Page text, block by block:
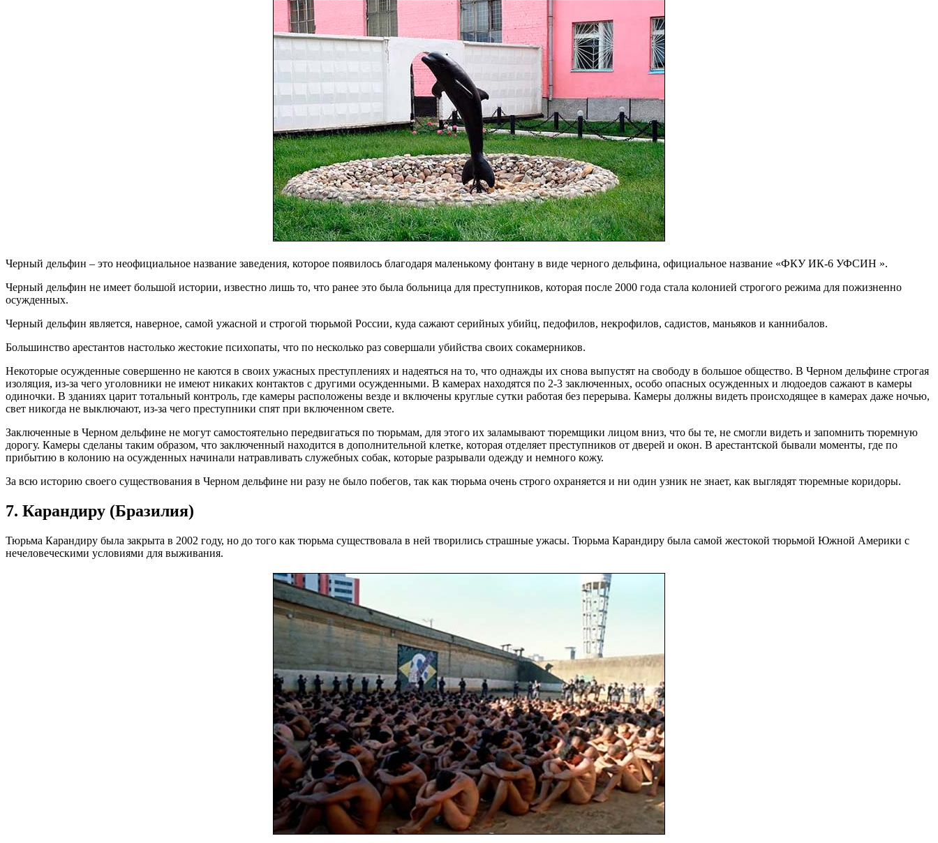
Черный дельфин – это неофициальное название заведения, которое появилось благодаря маленькому фонтану в виде черного дельфина, официальное название «ФКУ ИК-6 УФСИН ».
Черный дельфин не имеет большой истории, известно лишь то, что ранее это была больница для преступников, которая после 2000 года стала колонией строгого режима для пожизненно
осужденных.
Черный дельфин является, наверное, самой ужасной и строгой тюрьмой России, куда сажают серийных убийц, педофилов, некрофилов, садистов, маньяков и каннибалов.
Большинство арестантов настолько жестокие психопаты, что по несколько раз совершали убийства своих сокамерников.
Некоторые осужденные совершенно не каются в своих ужасных преступлениях и надеяться на то, что однажды их снова выпустят на свободу в большое общество. В Черном дельфине строгая
изоляция, из-за чего уголовники не имеют никаких контактов с другими осужденными. В камерах находятся по 2-3 заключенных, особо опасных осужденных и людоедов сажают в камеры
одиночки. В зданиях царит тотальный контроль, где камеры расположены везде и включены круглые сутки работая без перерыва. Камеры должны видеть происходящее в камерах даже ночью,
свет никогда не выключают, из-за чего преступники спят при включенном свете.
Заключенные в Черном дельфине не могут самостоятельно передвигаться по тюрьмам, для этого их заламывают тюремщики лицом вниз, что бы те, не смогли видеть и запомнить тюремную
дорогу. Камеры сделаны таким образом, что заключенный находится в дополнительной клетке, которая отделяет преступников от дверей и окон. В арестантской бывали моменты, где по
прибытию в колонию на осужденных начинали натравливать служебных собак, которые разрывали одежду и немного кожу.
За всю историю своего существования в Черном дельфине ни разу не было побегов, так как тюрьма очень строго охраняется и ни один узник не знает, как выглядят тюремные коридоры.
7. Карандиру (Бразилия)
Тюрьма Карандиру была закрыта в 2002 году, но до того как тюрьма существовала в ней творились страшные ужасы. Тюрьма Карандиру была самой жестокой тюрьмой Южной Америки с
нечеловеческими условиями для выживания.